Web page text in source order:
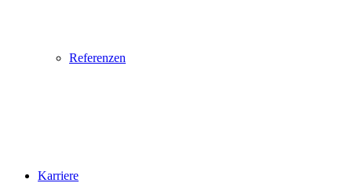
Referenzen
Karriere